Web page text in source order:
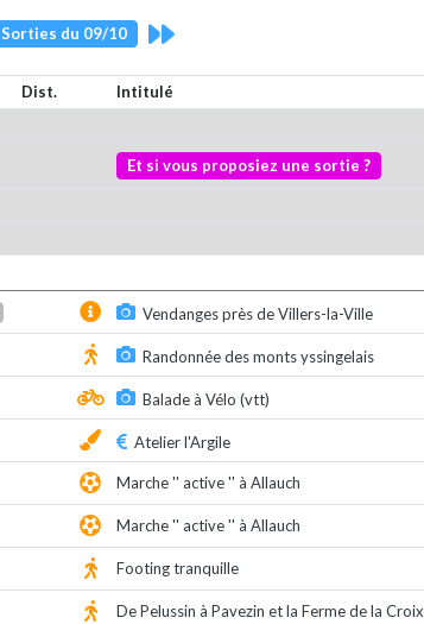
Sorties du 09/10
Dist.
Intitulé
Et si vous proposiez une sortie ?
Vendanges près de Villers-la-Ville
Randonnée des monts yssingelais
Balade à Vélo (vtt)
Atelier l'Argile
Marche '' active '' à Allauch
Marche '' active '' à Allauch
Footing tranquille
De Pelussin à Pavezin et la Ferme de la Croix